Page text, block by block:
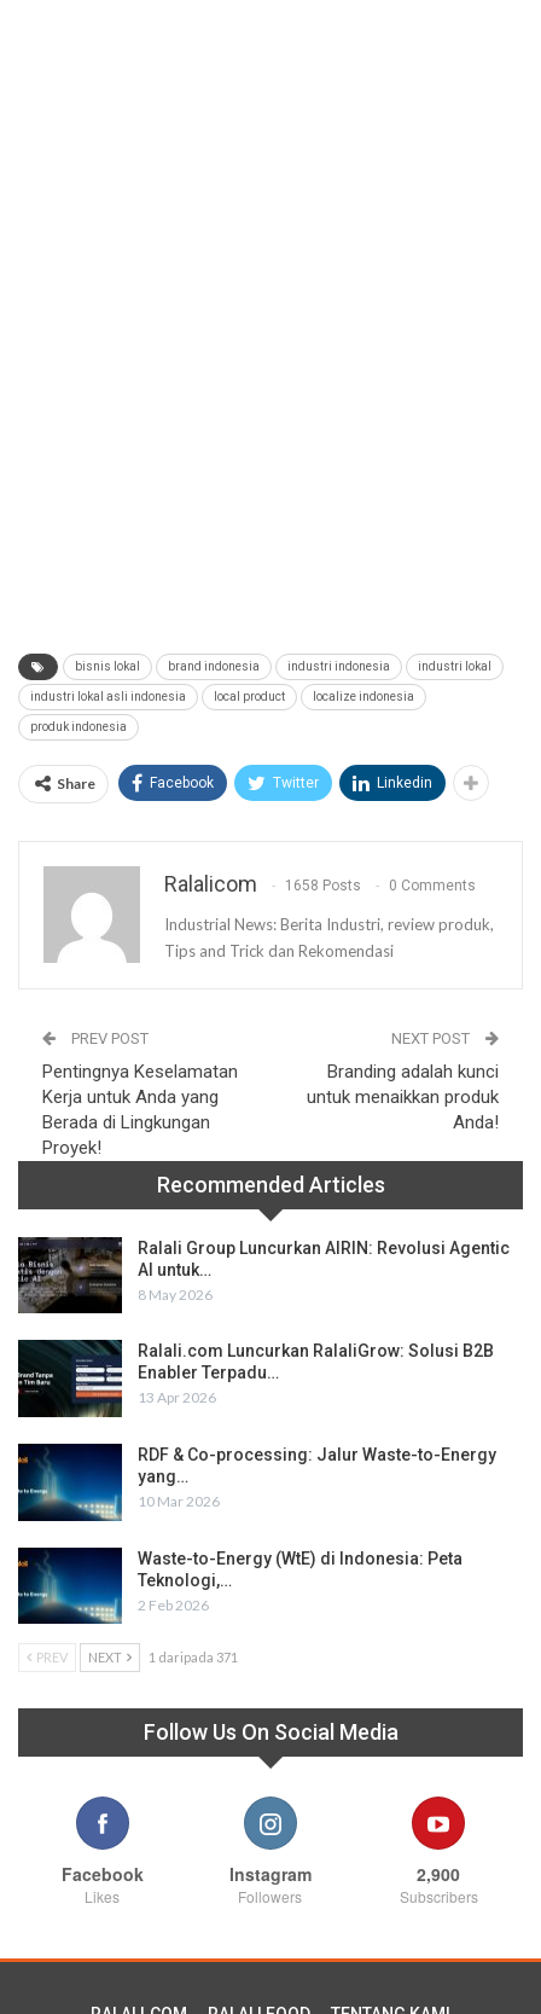
bisnis lokal brand indonesia industri indonesia industri lokal
industri lokal asli indonesia local product localize indonesia
produk indonesia
Share Facebook Twitter Linkedin
Ralalicom 1658 Posts 0 Comments
Industrial News: Berita Industri, review produk,
Tips and Trick dan Rekomendasi
PREV POST
Pentingnya Keselamatan
Kerja untuk Anda yang
Berada di Lingkungan
Proyek!
NEXT POST
Branding adalah kunci
untuk menaikkan produk
Anda!
Recommended Articles
Ralali Group Luncurkan AIRIN: Revolusi Agentic
AI untuk…
8 May 2026
Ralali.com Luncurkan RalaliGrow: Solusi B2B
Enabler Terpadu…
13 Apr 2026
RDF & Co-processing: Jalur Waste-to-Energy
yang…
10 Mar 2026
Waste-to-Energy (WtE) di Indonesia: Peta
Teknologi,…
2 Feb 2026
PREV NEXT 1 daripada 371
Follow Us On Social Media
Facebook
Likes
Instagram
Followers
2,900
Subscribers